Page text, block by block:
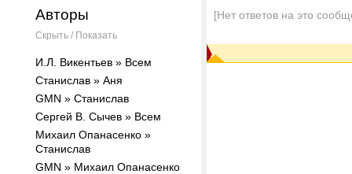
Авторы
Скрыть / Показать
И.Л. Викентьев » Всем
Станислав » Аня
GMN » Станислав
Сергей В. Сычев » Всем
Михаил Опанасенко »
Станислав
GMN » Михаил Опанасенко
[Нет ответов на это